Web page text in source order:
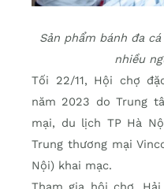
Sản phẩm bánh đa
nhiều
Tối 22/11, Hội chợ
năm 2023 do Trung
mại, du lịch TP Hà
Trung thương mại
Nội) khai mạc.